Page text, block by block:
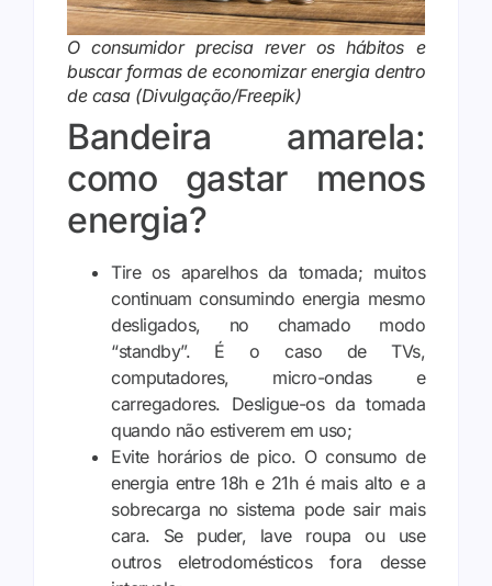
O consumidor precisa rever os hábitos e
buscar formas de economizar energia dentro
de casa (Divulgação/Freepik)
Bandeira amarela:
como gastar menos
energia?
Tire os aparelhos da tomada; muitos
continuam consumindo energia mesmo
desligados, no chamado modo
“standby”. É o caso de TVs,
computadores, micro-ondas e
carregadores. Desligue-os da tomada
quando não estiverem em uso;
Evite horários de pico. O consumo de
energia entre 18h e 21h é mais alto e a
sobrecarga no sistema pode sair mais
cara. Se puder, lave roupa ou use
outros eletrodomésticos fora desse